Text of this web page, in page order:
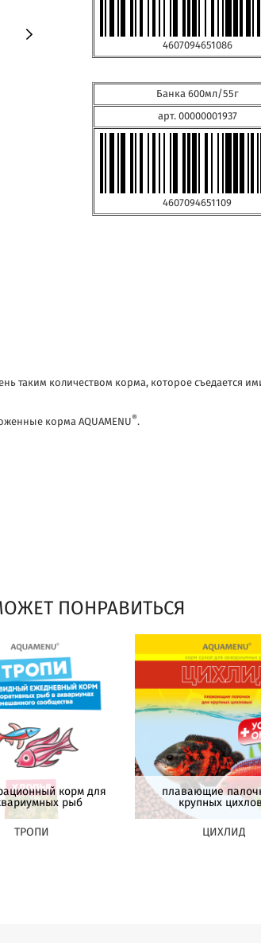
4607094651086
Банка 600мл/55г
арт. 00000001937
4607094651109
таким количеством корма, которое съедается
корма AQUAMENU®.
ПОНРАВИТЬСЯ
корм для
рыб
ТРОПИ
плавающие
крупных
ЦИХЛИД